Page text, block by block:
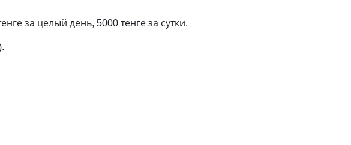
за целый день, 5000 тенге за сутки.